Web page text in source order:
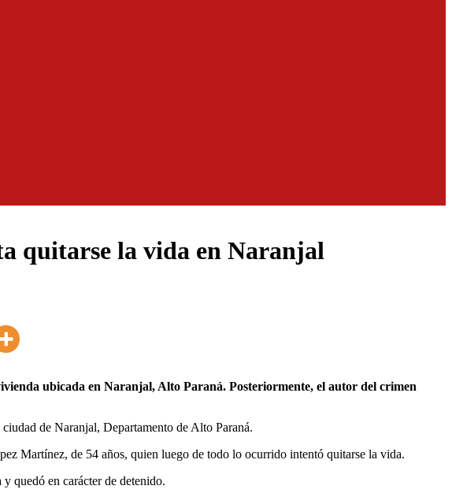
quitarse la vida en Naranjal
de Naranjal, Departamento de Alto Paraná.
Martínez, de 54 años, quien luego de todo lo ocurrido intentó quitarse la vida.
quedó en carácter de detenido.